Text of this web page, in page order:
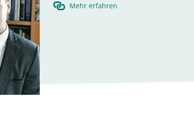
Mehr erfahren